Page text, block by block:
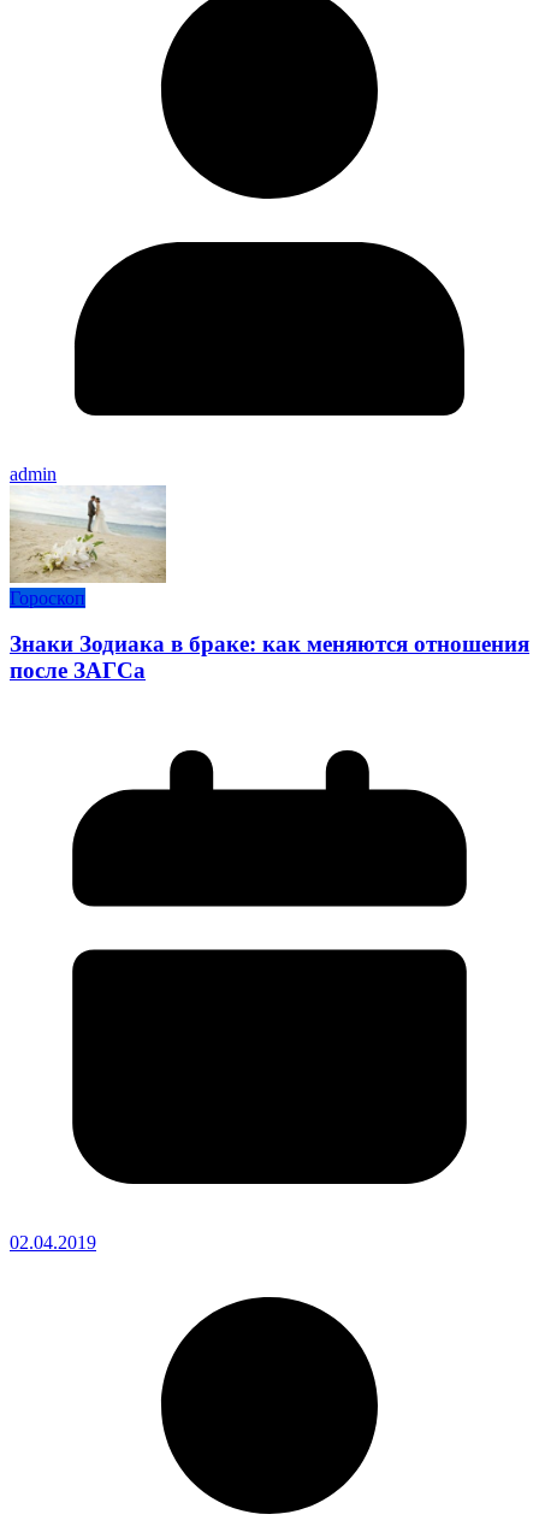
admin
Гороскоп
Знаки Зодиака в браке: как меняются отношения
после ЗАГСа
02.04.2019